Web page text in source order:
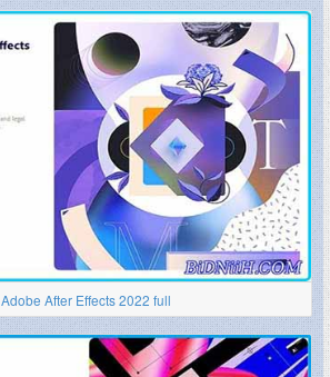
Adobe After Effects 2022 full